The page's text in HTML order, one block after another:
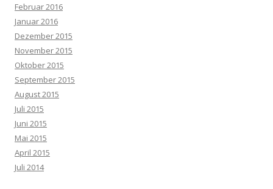
Februar 2016
Januar 2016
Dezember 2015
November 2015
Oktober 2015
September 2015
August 2015
Juli 2015
Juni 2015
Mai 2015
April 2015
Juli 2014